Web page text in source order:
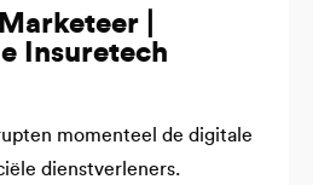
|
Insuretech
momenteel de digitale
dienstverleners.